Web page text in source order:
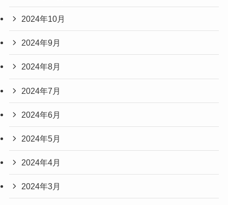
2024年10月
2024年9月
2024年8月
2024年7月
2024年6月
2024年5月
2024年4月
2024年3月